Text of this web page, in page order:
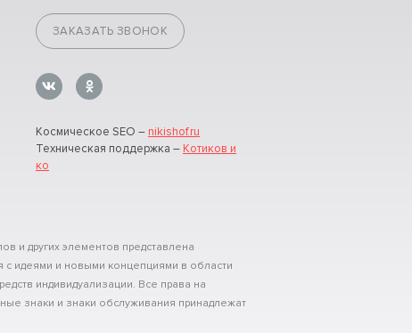
ЗАКАЗАТЬ ЗВОНОК
Космическое SEO – nikishof.ru
Техническая поддержка – Котиков и
ко
и других элементов представлена
с идеями и новыми концепциями в области
индивидуализации. Все права на
знаки и знаки обслуживания принадлежат